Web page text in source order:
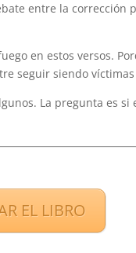
entre la corrección
en estos versos.
seguir siendo
La pregunta es
EL LIBRO